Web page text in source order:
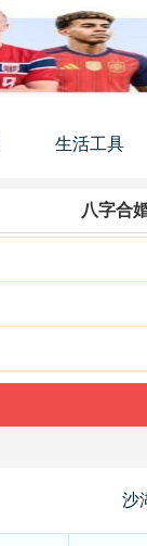
生活工具
八字合
沙